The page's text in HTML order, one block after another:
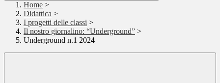
Home >
Didattica >
I progetti delle classi >
Il nostro giornalino: “Underground” >
Underground n.1 2024